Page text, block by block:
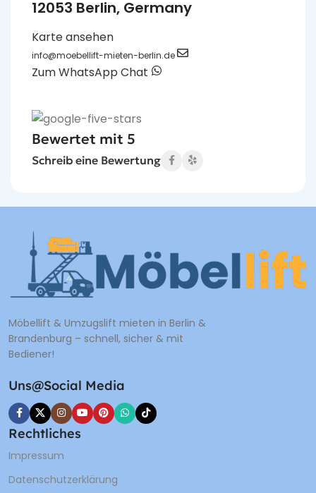
12053 Berlin, Germany
Karte ansehen
info@moebellift-mieten-berlin.de
Zum WhatsApp Chat
Bewertet mit 5
Schreib eine Bewertung
Möbellift & Umzugslift mieten in Berlin &
Brandenburg – schnell, sicher & mit
Bediener!
Uns@Social Media
Rechtliches
Impressum
Datenschutzerklärung